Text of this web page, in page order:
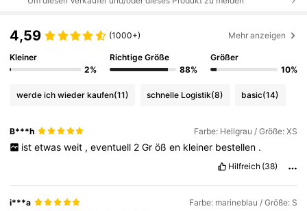
4,59 (1000+) Mehr anzeigen
Kleiner
2%
Richtige Größe
88%
Größer
10%
werde ich wieder kaufen(11) schnelle Logistik(8) basic(14)
B***h Farbe: Hellgrau / Größe: XS
ist etwas weit , eventuell 2 Gr öß en kleiner bestellen .
Hilfreich (38)
i***a Farbe: marineblau / Größe: S